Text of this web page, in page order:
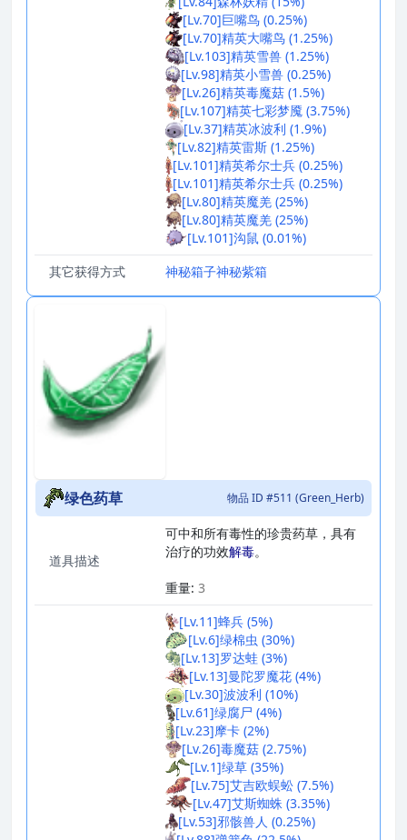
[Lv.70]巨嘴鸟 (0.25%)
[Lv.70]精英大嘴鸟 (1.25%)
[Lv.103]精英雪兽 (1.25%)
[Lv.98]精英小雪兽 (0.25%)
[Lv.26]精英毒魔菇 (1.5%)
[Lv.107]精英七彩梦魇 (3.75%)
[Lv.37]精英冰波利 (1.9%)
[Lv.82]精英雷斯 (1.25%)
[Lv.101]精英希尔士兵 (0.25%)
[Lv.101]精英希尔士兵 (0.25%)
[Lv.80]精英魔羌 (25%)
[Lv.80]精英魔羌 (25%)
[Lv.101]沟鼠 (0.01%)
其它获得方式
神秘箱子神秘紫箱
绿色药草 物品 ID #511 (Green_Herb)
道具描述
可中和所有毒性的珍贵药草，具有
治疗的功效解毒。
重量: 3
[Lv.11]蜂兵 (5%)
[Lv.6]绿棉虫 (30%)
[Lv.13]罗达蛙 (3%)
[Lv.13]曼陀罗魔花 (4%)
[Lv.30]波波利 (10%)
[Lv.61]绿腐尸 (4%)
[Lv.23]摩卡 (2%)
[Lv.26]毒魔菇 (2.75%)
[Lv.1]绿草 (35%)
[Lv.75]艾吉欧蜈蚣 (7.5%)
[Lv.47]艾斯蜘蛛 (3.35%)
[Lv.53]邪骸兽人 (0.25%)